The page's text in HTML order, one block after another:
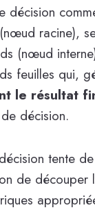
décision
racine),
(nœud
feuilles qui,
le résultat
décision.
tente
de découper